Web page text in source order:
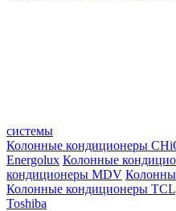
системы
Колонные кондиционеры
Energolux Колонные
кондиционеры MDV
Колонные кондиционеры TCL
Toshiba